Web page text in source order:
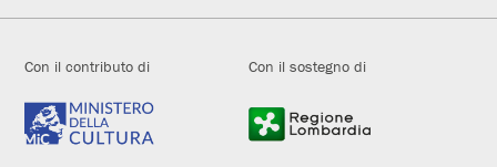
Con il contributo di Con il sostegno di